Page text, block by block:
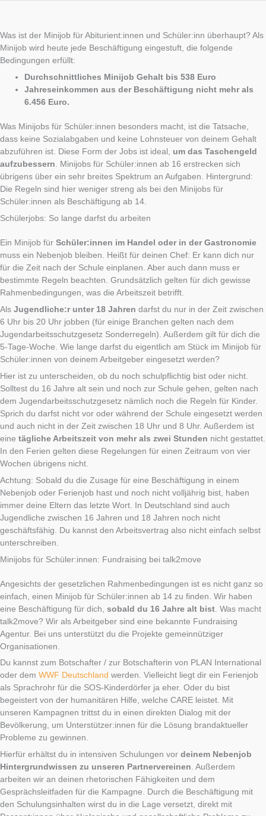
Was ist der Minijob für Abiturient:innen und Schüler:inn überhaupt? Als
Minijob wird heute jede Beschäftigung eingestuft, die folgende
Bedingungen erfüllt:
Durchschnittliches Minijob Gehalt bis 538 Euro
Jahreseinkommen aus der Beschäftigung nicht mehr als
6.456 Euro.
Was Minijobs für Schüler:innen besonders macht, ist die Tatsache,
dass keine Sozialabgaben und keine Lohnsteuer von deinem Gehalt
abzuführen ist. Diese Form der Jobs ist ideal, um das Taschengeld
aufzubessern. Minijobs für Schüler:innen ab 16 erstrecken sich
übrigens über ein sehr breites Spektrum an Aufgaben. Hintergrund:
Die Regeln sind hier weniger streng als bei den Minijobs für
Schüler:innen als Beschäftigung ab 14.
Schülerjobs: So lange darfst du arbeiten
Ein Minijob für Schüler:innen im Handel oder in der Gastronomie
muss ein Nebenjob bleiben. Heißt für deinen Chef: Er kann dich nur
für die Zeit nach der Schule einplanen. Aber auch dann muss er
bestimmte Regeln beachten. Grundsätzlich gelten für dich gewisse
Rahmenbedingungen, was die Arbeitszeit betrifft.
Als Jugendliche:r unter 18 Jahren darfst du nur in der Zeit zwischen
6 Uhr bis 20 Uhr jobben (für einige Branchen gelten nach dem
Jugendarbeitsschutzgesetz Sonderregeln). Außerdem gilt für dich die
5-Tage-Woche. Wie lange darfst du eigentlich am Stück im Minijob für
Schüler:innen von deinem Arbeitgeber eingesetzt werden?
Hier ist zu unterscheiden, ob du noch schulpflichtig bist oder nicht.
Solltest du 16 Jahre alt sein und noch zur Schule gehen, gelten nach
dem Jugendarbeitsschutzgesetz nämlich noch die Regeln für Kinder.
Sprich du darfst nicht vor oder während der Schule eingesetzt werden
und auch nicht in der Zeit zwischen 18 Uhr und 8 Uhr. Außerdem ist
eine tägliche Arbeitszeit von mehr als zwei Stunden nicht gestattet.
In den Ferien gelten diese Regelungen für einen Zeitraum von vier
Wochen übrigens nicht.
Achtung: Sobald du die Zusage für eine Beschäftigung in einem
Nebenjob oder Ferienjob hast und noch nicht volljährig bist, haben
immer deine Eltern das letzte Wort. In Deutschland sind auch
Jugendliche zwischen 16 Jahren und 18 Jahren noch nicht
geschäftsfähig. Du kannst den Arbeitsvertrag also nicht einfach selbst
unterschreiben.
Minijobs für Schüler:innen: Fundraising bei talk2move
Angesichts der gesetzlichen Rahmenbedingungen ist es nicht ganz so
einfach, einen Minijob für Schüler:innen ab 14 zu finden. Wir haben
eine Beschäftigung für dich, sobald du 16 Jahre alt bist . Was macht
talk2move? Wir als Arbeitgeber sind eine bekannte Fundraising
Agentur. Bei uns unterstützt du die Projekte gemeinnütziger
Organisationen.
Du kannst zum Botschafter / zur Botschafterin von PLAN International
oder dem WWF Deutschland werden. Vielleicht liegt dir ein Ferienjob
als Sprachrohr für die SOS-Kinderdörfer ja eher. Oder du bist
begeistert von der humanitären Hilfe, welche CARE leistet. Mit
unseren Kampagnen trittst du in einen direkten Dialog mit der
Bevölkerung, um Unterstützer:innen für die Lösung brandaktueller
Probleme zu gewinnen.
Hierfür erhältst du in intensiven Schulungen vor deinem Nebenjob
Hintergrundwissen zu unseren Partnervereinen. Außerdem
arbeiten wir an deinen rhetorischen Fähigkeiten und dem
Gesprächsleitfaden für die Kampagne. Durch die Beschäftigung mit
den Schulungsinhalten wirst du in die Lage versetzt, direkt mit